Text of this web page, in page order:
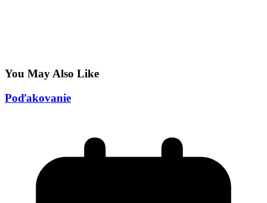
You May Also Like
Poďakovanie